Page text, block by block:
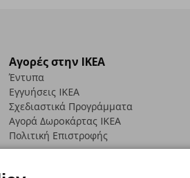
Αγορές στην IKEA
Έντυπα
Εγγυήσεις IKEA
Σχεδιαστικά Προγράμματα
Αγορά Δωρoκάρτας IKEA
Πολιτική Επιστροφής